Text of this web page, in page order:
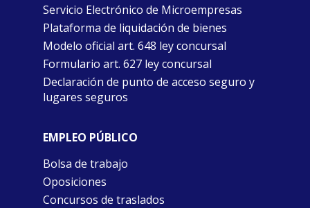
Servicio Electrónico de Microempresas
Plataforma de liquidación de bienes
Modelo oficial art. 648 ley concursal
Formulario art. 627 ley concursal
Declaración de punto de acceso seguro y
lugares seguros
EMPLEO PÚBLICO
Bolsa de trabajo
Oposiciones
Concursos de traslados